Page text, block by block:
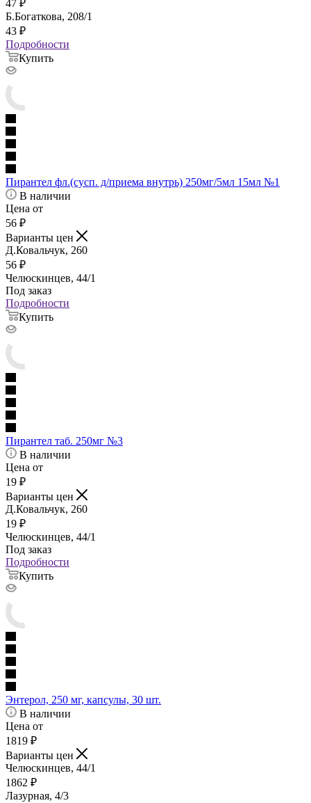
47 ₽
Б.Богаткова, 208/1
43 ₽
Подробности
Купить
Пирантел фл.(сусп. д/приема внутрь) 250мг/5мл 15мл №1
В наличии
Цена от
56 ₽
Варианты цен
Д.Ковальчук, 260
56 ₽
Челюскинцев, 44/1
Под заказ
Подробности
Купить
Пирантел таб. 250мг №3
В наличии
Цена от
19 ₽
Варианты цен
Д.Ковальчук, 260
19 ₽
Челюскинцев, 44/1
Под заказ
Подробности
Купить
Энтерол, 250 мг, капсулы, 30 шт.
В наличии
Цена от
1819 ₽
Варианты цен
Челюскинцев, 44/1
1862 ₽
Лазурная, 4/3